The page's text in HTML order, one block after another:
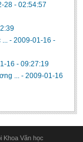
28 - 02:54:57
... - 2009-01-16 -
16 - 09:27:19
... - 2009-01-16
Khoa Văn học